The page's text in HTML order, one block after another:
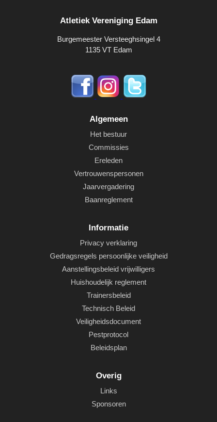
Atletiek Vereniging Edam
Burgemeester Versteeghsingel 4
1135 VT Edam
Algemeen
Het bestuur
Commissies
Ereleden
Vertrouwenspersonen
Jaarvergadering
Baanreglement
Informatie
Privacy verklaring
Gedragsregels persoonlijke veiligheid
Aanstellingsbeleid vrijwilligers
Huishoudelijk reglement
Trainersbeleid
Technisch Beleid
Veiligheidsdocument
Pestprotocol
Beleidsplan
Overig
Links
Sponsoren